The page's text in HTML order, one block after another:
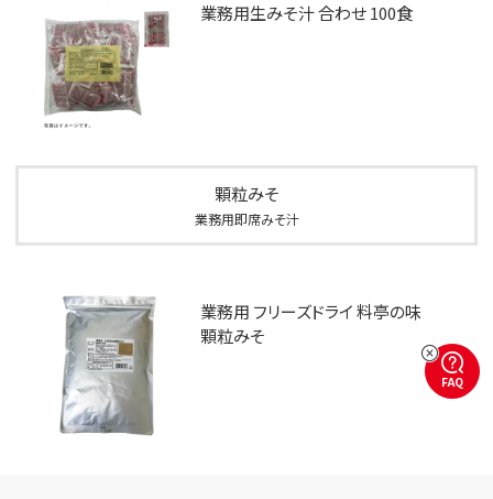
業務用生みそ汁 合わせ 100食
顆粒みそ
業務用即席みそ汁
業務用 フリーズドライ 料亭の味
顆粒みそ
FAQ